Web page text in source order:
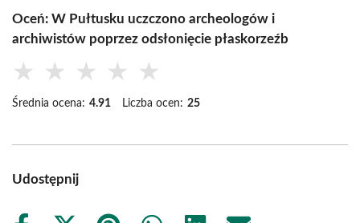
Oceń: W Pułtusku uczczono archeologów i
archiwistów poprzez odsłonięcie płaskorzeźb
★ ★ ★ ★ ★
Średnia ocena: 4.91 Liczba ocen: 25
Udostępnij